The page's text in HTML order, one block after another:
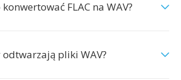
FLAC na WAV?
pliki WAV?